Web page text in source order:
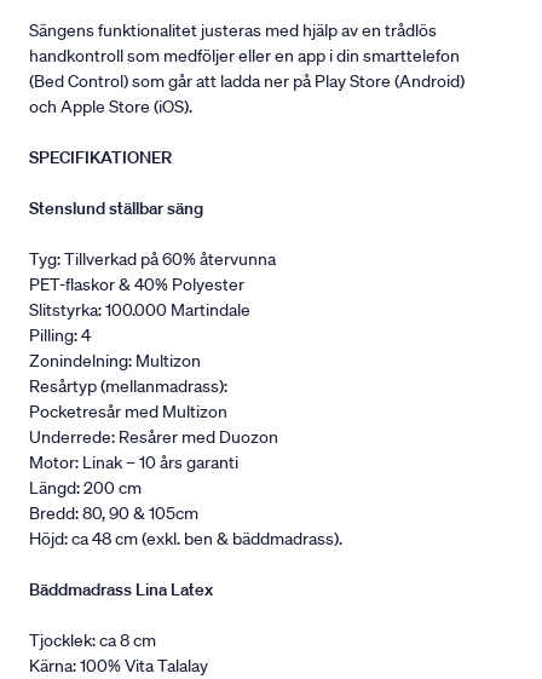
Sängens funktionalitet justeras med hjälp av en trådlös
handkontroll som medföljer eller en app i din smarttelefon
(Bed Control) som går att ladda ner på Play Store (Android)
och Apple Store (iOS).
SPECIFIKATIONER
Stenslund ställbar säng
Tyg: Tillverkad på 60% återvunna
PET-flaskor & 40% Polyester
Slitstyrka: 100.000 Martindale
Pilling: 4
Zonindelning: Multizon
Resårtyp (mellanmadrass):
Pocketresår med Multizon
Underrede: Resårer med Duozon
Motor: Linak – 10 års garanti
Längd: 200 cm
Bredd: 80, 90 & 105cm
Höjd: ca 48 cm (exkl. ben & bäddmadrass).
Bäddmadrass Lina Latex
Tjocklek: ca 8 cm
Kärna: 100% Vita Talalay